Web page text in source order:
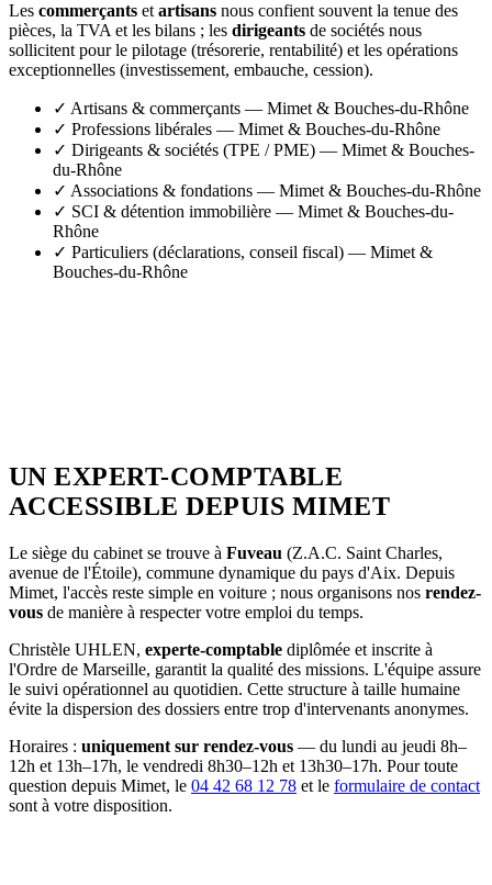
Les commerçants et artisans nous confient souvent la tenue des
pièces, la TVA et les bilans ; les dirigeants de sociétés nous
sollicitent pour le pilotage (trésorerie, rentabilité) et les opérations
exceptionnelles (investissement, embauche, cession).
✓ Artisans & commerçants — Mimet & Bouches-du-Rhône
✓ Professions libérales — Mimet & Bouches-du-Rhône
✓ Dirigeants & sociétés (TPE / PME) — Mimet & Bouches-
du-Rhône
✓ Associations & fondations — Mimet & Bouches-du-Rhône
✓ SCI & détention immobilière — Mimet & Bouches-du-
Rhône
✓ Particuliers (déclarations, conseil fiscal) — Mimet &
Bouches-du-Rhône
UN EXPERT-COMPTABLE
ACCESSIBLE DEPUIS MIMET
Le siège du cabinet se trouve à Fuveau (Z.A.C. Saint Charles,
avenue de l'Étoile), commune dynamique du pays d'Aix. Depuis
Mimet, l'accès reste simple en voiture ; nous organisons nos rendez-
vous de manière à respecter votre emploi du temps.
Christèle UHLEN, experte-comptable diplômée et inscrite à
l'Ordre de Marseille, garantit la qualité des missions. L'équipe assure
le suivi opérationnel au quotidien. Cette structure à taille humaine
évite la dispersion des dossiers entre trop d'intervenants anonymes.
Horaires : uniquement sur rendez-vous — du lundi au jeudi 8h–
12h et 13h–17h, le vendredi 8h30–12h et 13h30–17h. Pour toute
question depuis Mimet, le 04 42 68 12 78 et le formulaire de contact
sont à votre disposition.